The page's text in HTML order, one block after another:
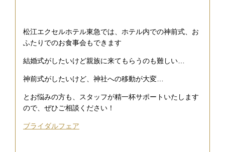
松江エクセルホテル東急では、ホテル内での神前式、お
ふたりでのお食事会もできます
結婚式がしたいけど親族に来てもらうのも難しい…
神前式がしたいけど、神社への移動が大変…
とお悩みの方も、スタッフが精一杯サポートいたします
ので、ぜひご相談ください！
ブライダルフェア